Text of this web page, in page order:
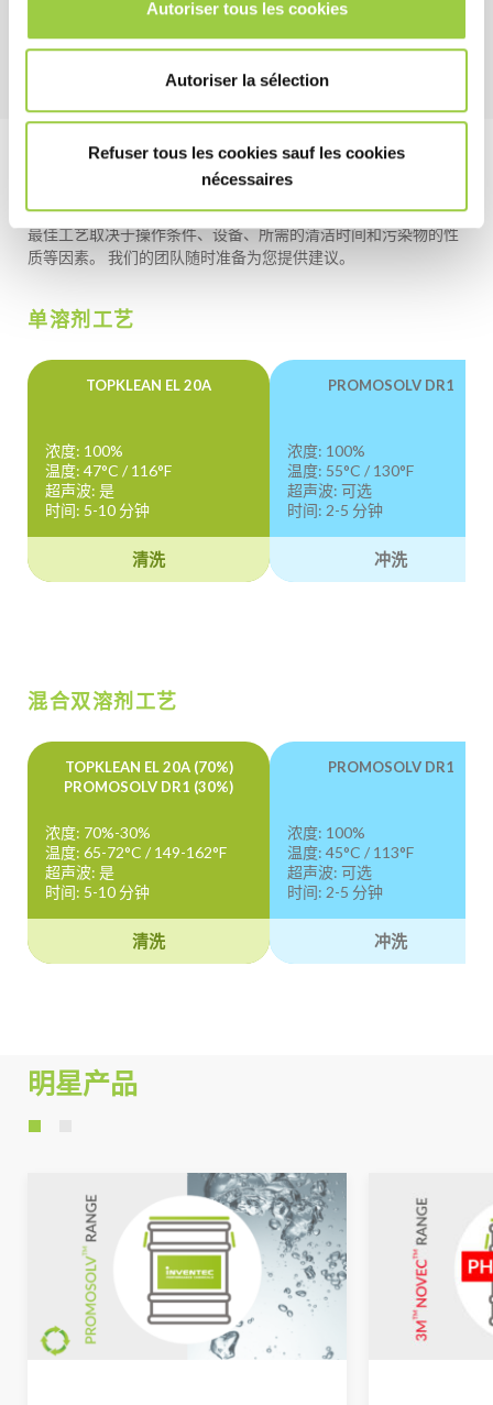
Autoriser tous les cookies
Autoriser la sélection
Refuser tous les cookies sauf les cookies
nécessaires
不含芳烃和卤代化合物
最佳工艺取决于操作条件、设备、所需的清洁时间和污染物的性
质等因素。 我们的团队随时准备为您提供建议。
单溶剂工艺
TOPKLEAN EL 20A
浓度: 100%
温度: 47°C / 116°F
超声波: 是
时间: 5-10 分钟
清洗
PROMOSOLV DR1
浓度: 100%
温度: 55°C / 130°F
超声波: 可选
时间: 2-5 分钟
冲洗
混合双溶剂工艺
TOPKLEAN EL 20A (70%)
PROMOSOLV DR1 (30%)
浓度: 70%-30%
温度: 65-72°C / 149-162°F
超声波: 是
时间: 5-10 分钟
清洗
PROMOSOLV DR1
浓度: 100%
温度: 45°C / 113°F
超声波: 可选
时间: 2-5 分钟
冲洗
明星产品